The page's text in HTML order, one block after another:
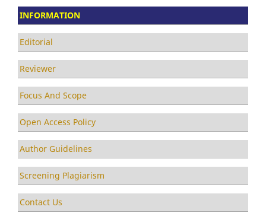
INFORMATION
Editorial
Reviewer
Focus And Scope
Open Access Policy
Author Guidelines
Screening Plagiarism
Contact Us